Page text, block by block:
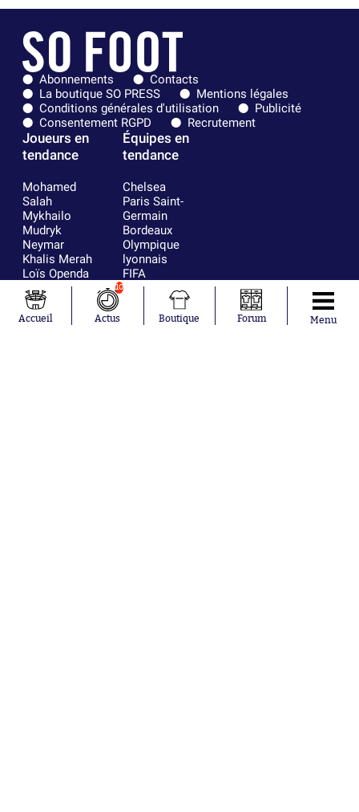
Abonnements
Contacts
La boutique SO PRESS
Mentions légales
Conditions générales d'utilisation
Publicité
Consentement RGPD
Recrutement
Joueurs en
tendance
Mohamed
Salah
Mykhailo
Mudryk
Neymar
Khalis Merah
Loïs Openda
Moussa
Niakhaté
Nicolás
Équipes en
tendance
Chelsea
Paris Saint-
Germain
Bordeaux
Olympique
lyonnais
FIFA
Real Madrid
RC Strasbourg
AC Milan
Accueil
10
Actus Boutique Forum Menu